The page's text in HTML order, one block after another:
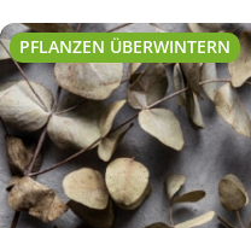
PFLANZEN ÜBERWINTERN